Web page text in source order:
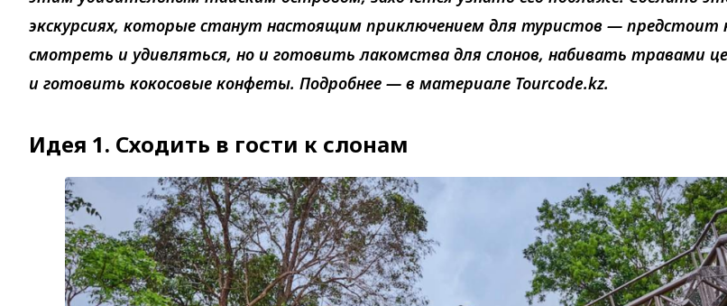
экскурсиях, которые станут настоящим приключением для туристов — предстоит
смотреть и удивляться, но и готовить лакомства для слонов, набивать травами
и готовить кокосовые конфеты. Подробнее — в материале Tourcode.kz.
Идея 1. Сходить в гости к слонам